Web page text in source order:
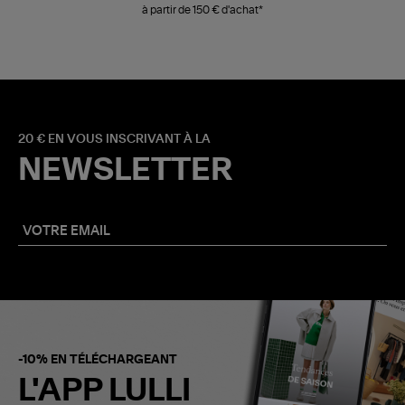
à partir de 150 € d'achat*
20 € EN VOUS INSCRIVANT À LA
NEWSLETTER
-10% EN TÉLÉCHARGEANT
L'APP LULLI